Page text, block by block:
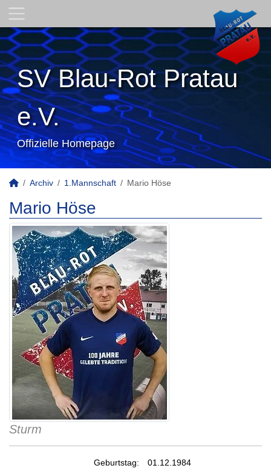
SV Blau-Rot Pratau
e.V.
Offizielle Homepage
Archiv 1.Mannschaft Mario Höse
Mario Höse
Sturm
Geburtstag:
01.12.1984